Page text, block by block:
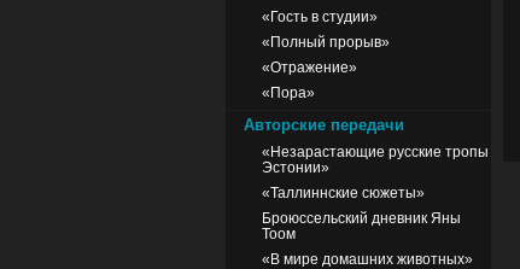
«Гость в студии»
«Полный прорыв»
«Отражение»
«Пора»
Авторские передачи
«Незарастающие русские тропы
Эстонии»
«Таллиннские сюжеты»
Броюссельский дневник Яны
Тоом
«В мире домашних животных»